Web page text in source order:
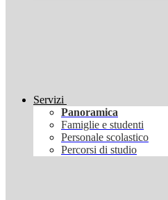
Servizi
Panoramica
Famiglie e studenti
Personale scolastico
Percorsi di studio